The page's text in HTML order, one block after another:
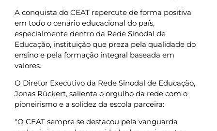
A conquista do CEAT repercute de forma positiva
em todo o cenário educacional do país,
especialmente dentro da Rede Sinodal de
Educação, instituição que preza pela qualidade do
ensino e pela formação integral baseada em
valores.
O Diretor Executivo da Rede Sinodal de Educação,
Jonas Rückert, salienta o orgulho da rede com o
pioneirismo e a solidez da escola parceira:
“O CEAT sempre se destacou pela vanguarda